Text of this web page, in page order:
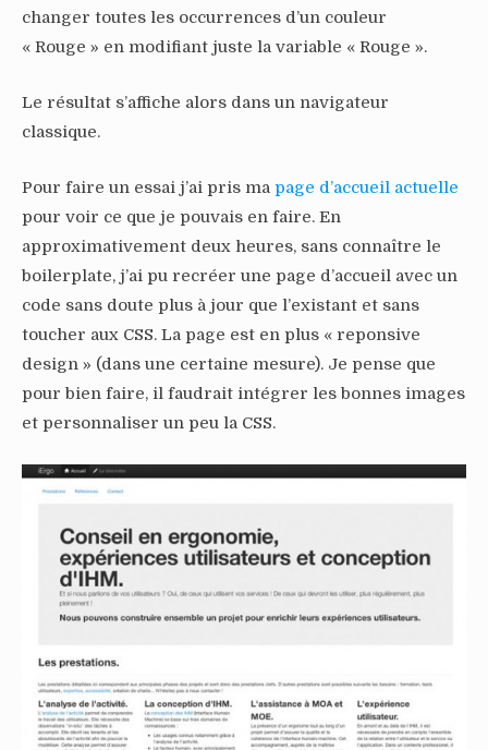
changer toutes les occurrences d’un couleur
« Rouge » en modifiant juste la variable « Rouge ».
Le résultat s’affiche alors dans un navigateur
classique.
Pour faire un essai j’ai pris ma page d’accueil actuelle
pour voir ce que je pouvais en faire. En
approximativement deux heures, sans connaître le
boilerplate, j’ai pu recréer une page d’accueil avec un
code sans doute plus à jour que l’existant et sans
toucher aux CSS. La page est en plus « reponsive
design » (dans une certaine mesure). Je pense que
pour bien faire, il faudrait intégrer les bonnes images
et personnaliser un peu la CSS.